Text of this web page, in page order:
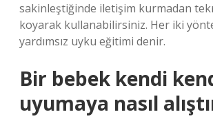
sakinleştiğinde iletişim kurmadan
koyarak kullanabilirsiniz. Her iki
yardımsız uyku eğitimi denir.
Bir bebek kendi
uyumaya nasıl